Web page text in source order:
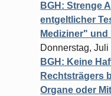
BGH: Strenge
entgeltlicher
Mediziner"
Donnerstag,
BGH: Keine
Rechtsträgers
Organe oder